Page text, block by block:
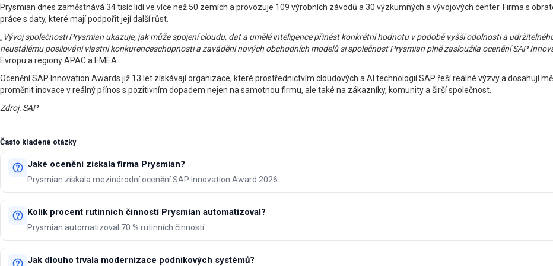
Prysmian dnes zaměstnává 34 tisíc lidí ve více než 50 zemích a provozuje 109 výrobních závodů a 30 výzkumných a vývojových center. Firma s
práce s daty, které mají podpořit její další růst.
„Vývoj společnosti Prysmian ukazuje, jak může spojení cloudu, dat a umělé inteligence přinést konkrétní hodnotu v podobě vyšší odolnosti a
neustálému posilování vlastní konkurenceschopnosti a zavádění nových obchodních modelů si společnost Prysmian plně zasloužila ocenění SAP
Evropu a regiony APAC a EMEA.
Ocenění SAP Innovation Awards již 13 let získávají organizace, které prostřednictvím cloudových a AI technologií SAP řeší reálné výzvy a dosahují
proměnit inovace v reálný přínos s pozitivním dopadem nejen na samotnou firmu, ale také na zákazníky, komunity a širší společnost.
Zdroj: SAP
Často kladené otázky
Jaké ocenění získala firma Prysmian?
Prysmian získala mezinárodní ocenění SAP Innovation Award 2026.
Kolik procent rutinních činností Prysmian automatizoval?
Prysmian automatizoval 70 % rutinních činností.
Jak dlouho trvala modernizace podnikových systémů?